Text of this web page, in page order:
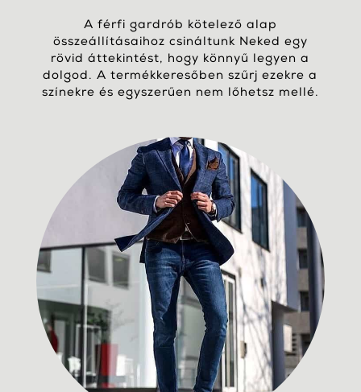
A férfi gardrób kötelező alap
összeállításaihoz csináltunk Neked egy
rövid áttekintést, hogy könnyű legyen a
dolgod. A termékkeresőben szűrj ezekre a
színekre és egyszerűen nem lőhetsz mellé.